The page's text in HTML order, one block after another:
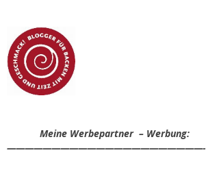
Meine Werbepartner – Werbung:
——————————————————————-